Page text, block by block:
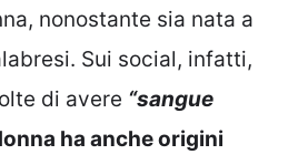
nonostante sia nata a
Sui social, infatti,
di avere “sangue
ha anche origini